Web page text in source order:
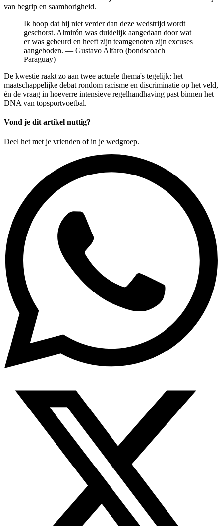
van begrip en saamhorigheid.
Ik hoop dat hij niet verder dan deze wedstrijd wordt
geschorst. Almirón was duidelijk aangedaan door wat
er was gebeurd en heeft zijn teamgenoten zijn excuses
aangeboden. — Gustavo Alfaro (bondscoach
Paraguay)
De kwestie raakt zo aan twee actuele thema's tegelijk: het
maatschappelijke debat rondom racisme en discriminatie op het veld,
én de vraag in hoeverre intensieve regelhandhaving past binnen het
DNA van topsportvoetbal.
Vond je dit artikel nuttig?
Deel het met je vrienden of in je wedgroep.